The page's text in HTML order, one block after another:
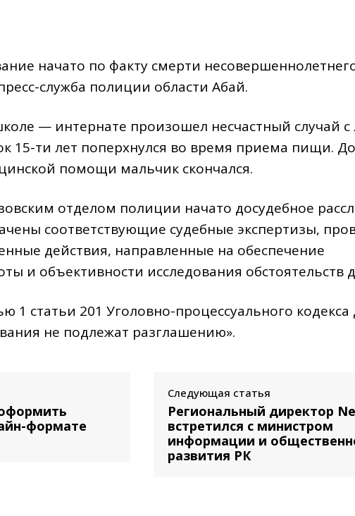
начато по факту смерти
служба полиции области Абай.
— интернате произошел несчастный случай
15-ти лет поперхнулся во время приема пищи.
помощи мальчик скончался.
отделом полиции начато досудебное
соответствующие судебные экспертизы,
действия, направленные на обеспечение
и объективности исследования обстоятельств
1 статьи 201 Уголовно-процессуального
не подлежат разглашению».
формате
Следующая статья
Региональный директор
встретился с министром
информации и
развития РК